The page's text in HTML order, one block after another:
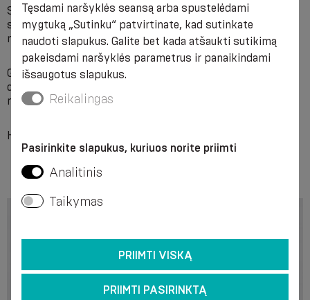
Specialus pynimas blauzdos ir Achilo sausgyslės srityje
stabilizuoja raumenis, mažina vibraciją ir apsaugo nuo
mikrotraumų fizinio krūvio metu.
Garantuojamas kompresinių savybių išlaikymas pagal
deklaruotą kompresijos klasę 6 mėnesius kasdienio
naudojimo.
Hipoalerginis pluoštas, atitinka OEKO-TEX 100 standartą.
Tęsdami naršyklės seansą arba spustelėdami
mygtuką „Sutinku“ patvirtinate, kad sutinkate
naudoti slapukus. Galite bet kada atšaukti sutikimą
pakeisdami naršyklės parametrus ir panaikindami
išsaugotus slapukus.
Reikalingas
Pasirinkite slapukus, kuriuos norite priimti
Analitinis
Taikymas
PRIIMTI VISKĄ
PRIIMTI PASIRINKTĄ